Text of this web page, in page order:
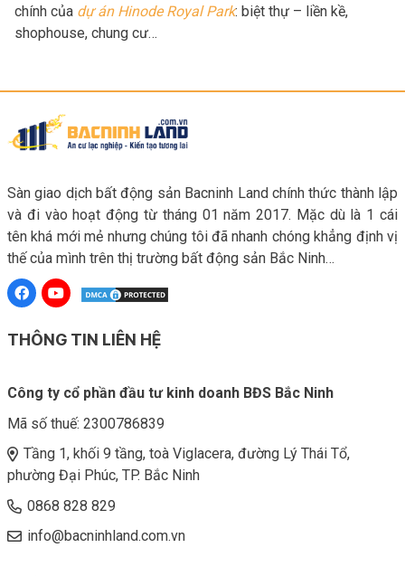
chính của dự án Hinode Royal Park: biệt thự – liền kề,
shophouse, chung cư…
Sàn giao dịch bất động sản Bacninh Land chính thức thành lập
và đi vào hoạt động từ tháng 01 năm 2017. Mặc dù là 1 cái
tên khá mới mẻ nhưng chúng tôi đã nhanh chóng khẳng định vị
thế của mình trên thị trường bất động sản Bắc Ninh…
THÔNG TIN LIÊN HỆ
Công ty cổ phần đầu tư kinh doanh BĐS Bắc Ninh
Mã số thuế: 2300786839
Tầng 1, khối 9 tầng, toà Viglacera, đường Lý Thái Tổ,
phường Đại Phúc, TP. Bắc Ninh
0868 828 829
info@bacninhland.com.vn